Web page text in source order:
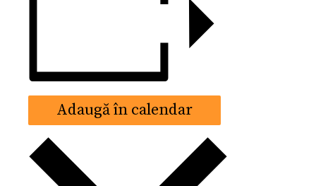
Adaugă în calendar